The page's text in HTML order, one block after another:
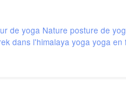
de yoga Nature posture de
dans l'himalaya yoga yoga en